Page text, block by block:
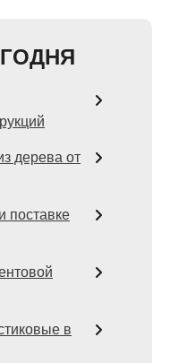
дерева от
поставке
в